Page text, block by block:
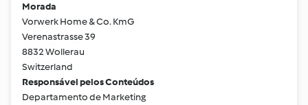
Morada
Vorwerk Home & Co. KmG
Verenastrasse 39
8832 Wollerau
Switzerland
Responsável pelos Conteúdos
Departamento de Marketing